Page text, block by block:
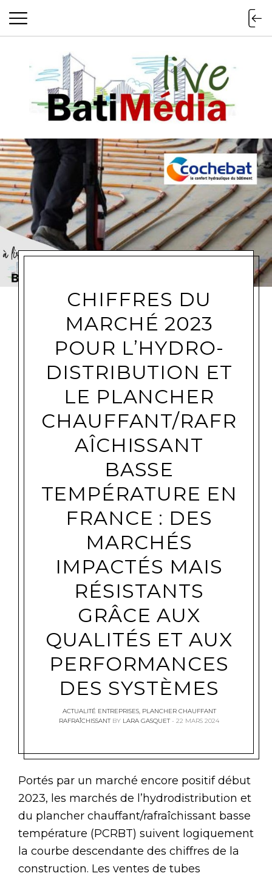
Batimedialive
CHIFFRES DU
MARCHÉ 2023
POUR L’HYDRO-
DISTRIBUTION ET
LE PLANCHER
CHAUFFANT/RAFR
AÎCHISSANT
BASSE
TEMPÉRATURE EN
FRANCE : DES
MARCHÉS
IMPACTÉS MAIS
RÉSISTANTS
GRÂCE AUX
QUALITÉS ET AUX
PERFORMANCES
DES SYSTÈMES
ACTUALITÉ ENTREPRISES, PLANCHER CHAUFFANT
RAFRAÎCHISSANT BY LARA GASQUET 22 MARS 2024
Portés par un marché encore positif début
2023, les marchés de l’hydrodistribution et
du plancher chauffant/rafraîchissant basse
température (PCRBT) suivent logiquement
la courbe descendante des chiffres de la
construction. Les ventes de tubes